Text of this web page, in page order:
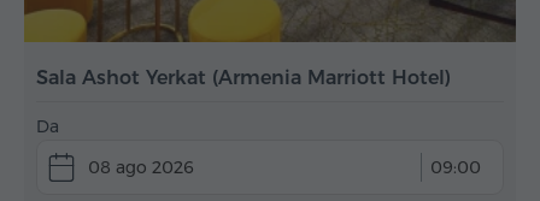
Sala Ashot Yerkat (Armenia Marriott Hotel)
Da
08 ago 2026
09:00